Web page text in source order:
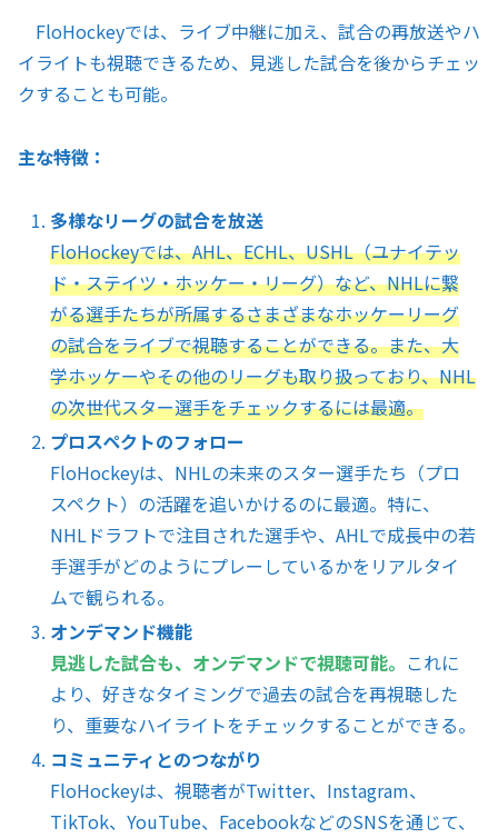
FloHockeyでは、ライブ中継に加え、試合の再放送やハ
イライトも視聴できるため、見逃した試合を後からチェッ
クすることも可能。
主な特徴：
多様なリーグの試合を放送
FloHockeyでは、AHL、ECHL、USHL（ユナイテッ
ド・ステイツ・ホッケー・リーグ）など、NHLに繋
がる選手たちが所属するさまざまなホッケーリーグ
の試合をライブで視聴することができる。また、大
学ホッケーやその他のリーグも取り扱っており、NHL
の次世代スター選手をチェックするには最適。
プロスペクトのフォロー
FloHockeyは、NHLの未来のスター選手たち（プロ
スペクト）の活躍を追いかけるのに最適。特に、
NHLドラフトで注目された選手や、AHLで成長中の若
手選手がどのようにプレーしているかをリアルタイ
ムで観られる。
オンデマンド機能
見逃した試合も、オンデマンドで視聴可能。 これに
より、好きなタイミングで過去の試合を再視聴した
り、重要なハイライトをチェックすることができる。
コミュニティとのつながり
FloHockeyは、視聴者がTwitter、Instagram、
TikTok、YouTube、FacebookなどのSNSを通じて、